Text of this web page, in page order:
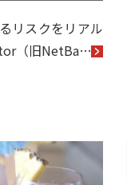
リスクをリアル
（旧NetBa…